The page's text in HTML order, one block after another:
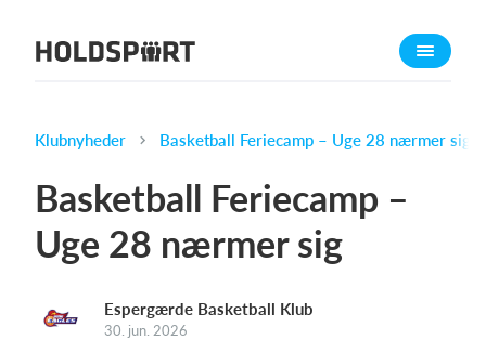
Om Holdsport
Presseomtale
Funktioner
Kontingentopkrævning
Klubnyheder Basketball Feriecamp – Uge 28 nærmer sig
Basketball Feriecamp –
Uge 28 nærmer sig
Espergærde Basketball Klub
30. jun. 2026